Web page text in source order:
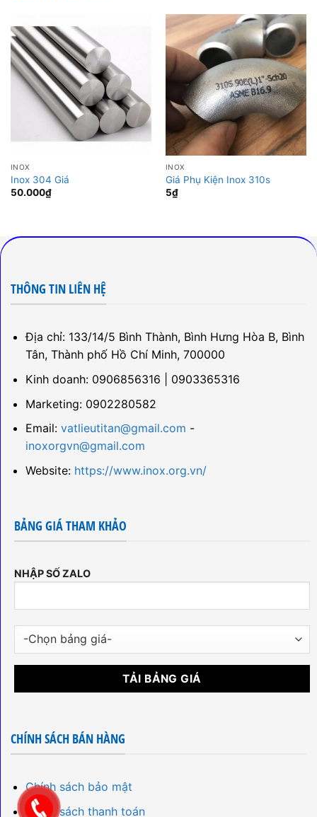
INOX
Inox 304 Giá
50.000₫
INOX
Giá Phụ Kiện Inox 310s
5₫
THÔNG TIN LIÊN HỆ
Địa chỉ: 133/14/5 Bình Thành, Bình Hưng Hòa B, Bình
Tân, Thành phố Hồ Chí Minh, 700000
Kinh doanh: 0906856316 | 0903365316
Marketing: 0902280582
Email: vatlieutitan@gmail.com -
inoxorgvn@gmail.com
Website: https://www.inox.org.vn/
BẢNG GIÁ THAM KHẢO
NHẬP SỐ ZALO
CHÍNH SÁCH BÁN HÀNG
Chính sách bảo mật
Chính sách thanh toán